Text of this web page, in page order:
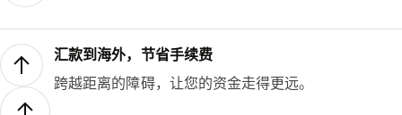
汇款到海外，节省手续费
跨越距离的障碍，让您的资金走得更远。